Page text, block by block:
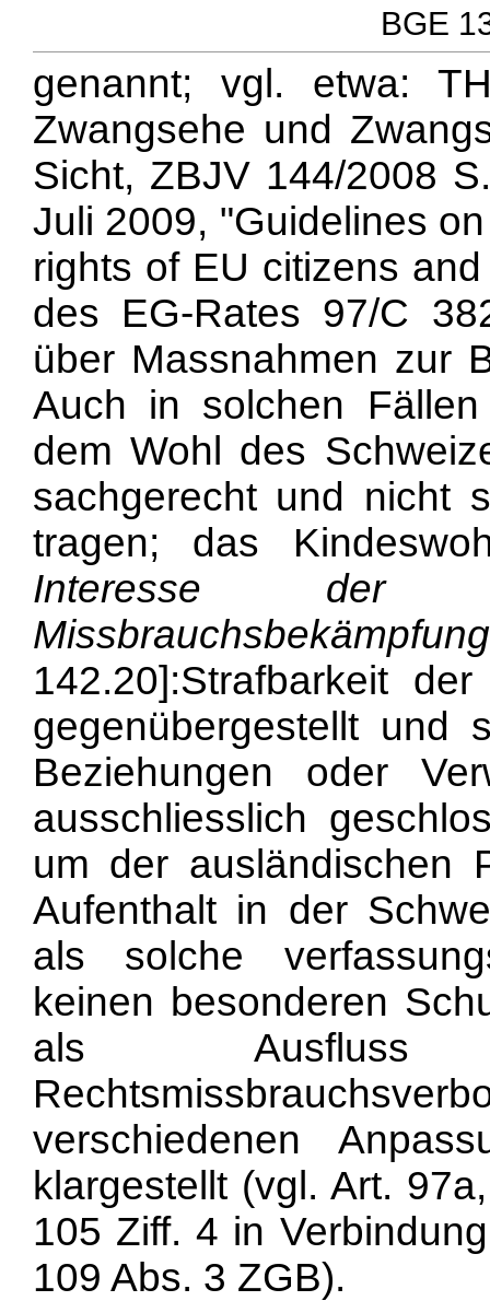
BGE
genannt; vgl. etwa:
Zwangsehe und
Sicht, ZBJV 144/2008
Juli 2009, "Guidelines
rights of EU citizens
des EG-Rates 97/C
über Massnahmen zur
Auch in solchen
dem Wohl des
sachgerecht und nicht
tragen; das
Interesse der
Missbrauchsbekämpfung
142.20]:Strafbarkeit
gegenübergestellt und
Beziehungen oder
ausschliesslich
um der ausländischen
Aufenthalt in der
als solche
keinen besonderen
als Ausfluss
verschiedenen
klargestellt (vgl. Art.
105 Ziff. 4 in
109 Abs. 3 ZGB).